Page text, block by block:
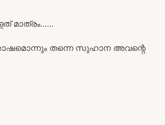
മാത്രം……
തന്നെ സുഹാന അവന്റെ